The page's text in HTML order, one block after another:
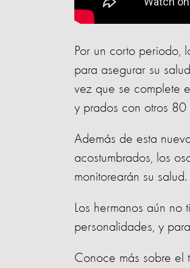
Por un corto periodo,
para asegurar su
vez que se complete
y prados con otros 80
Además de esta
acostumbrados, los
monitorearán su salud.
Los hermanos aún no
personalidades, y
Conoce más sobre el